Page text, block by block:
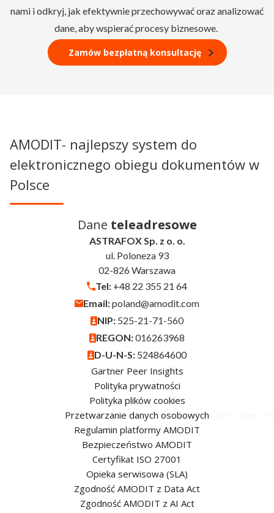
nami i odkryj, jak efektywnie przechowywać oraz analizować
dane, aby wspierać procesy biznesowe.
Zamów bezpłatną konsultację
AMODIT- najlepszy system do
elektronicznego obiegu dokumentów w
Polsce
Dane teleadresowe
ASTRAFOX Sp. z o. o.
ul. Poloneza 93
02-826 Warszawa
Tel: +48 22 355 21 64
Email:poland@amodit.com
NIP: 525-21-71-560
REGON:016263968
D-U-N-S: 524864600
Gartner Peer Insights
Polityka prywatności
Polityka plików cookies
Przetwarzanie danych osobowych
Regulamin platformy AMODIT
Bezpieczeństwo AMODIT
Certyfikat ISO 27001
Opieka serwisowa (SLA)
Zgodność AMODIT z Data Act
Zgodność AMODIT z AI Act